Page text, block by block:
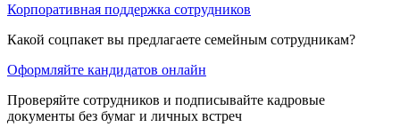
Корпоративная поддержка сотрудников
Какой соцпакет вы предлагаете семейным сотрудникам?
Оформляйте кандидатов онлайн
Проверяйте сотрудников и подписывайте кадровые
документы без бумаг и личных встреч